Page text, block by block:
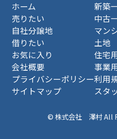
ホーム
売りたい
自社分譲地
借りたい
お気に入り
会社概要
プライバシーポリシー
サイトマップ
新築
中古
マン
土地
住宅
事業
利用
スタ
© 株式会社 澤村 All